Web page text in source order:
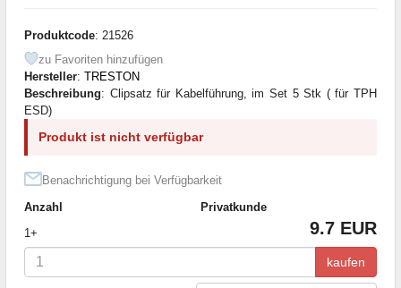
Produktcode: 21526
zu Favoriten hinzufügen
Hersteller: TRESTON
Beschreibung: Clipsatz für Kabelführung, im Set 5 Stk ( für TPH
ESD)
Produkt ist nicht verfügbar
Benachrichtigung bei Verfügbarkeit
Anzahl
Privatkunde
1+
9.7 EUR
kaufen